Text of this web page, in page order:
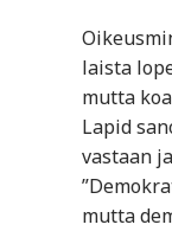
laista
mutta
Lapid
vastaan
mutta